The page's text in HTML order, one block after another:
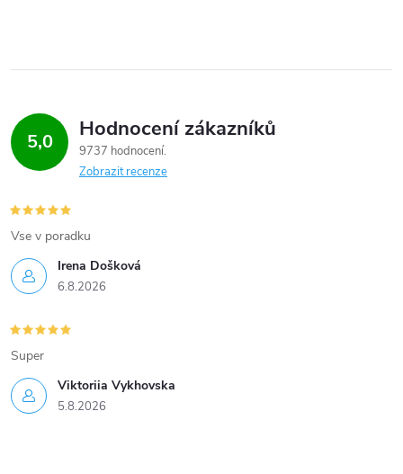
5,0 Hodnocení zákazníků
9737 hodnocení
Zobrazit recenze
Irena Došková
6.8.2026
Vse v poradku
Viktoriia Vykhovska
5.8.2026
Super